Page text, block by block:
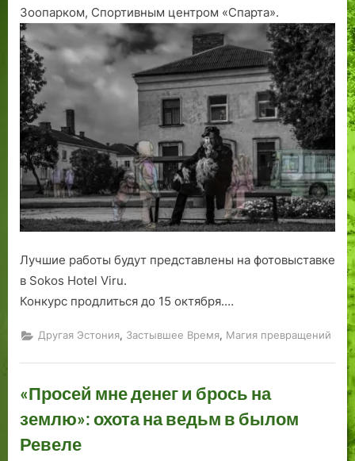
Зоопарком, Спортивным центром «Спарта».
Лучшие работы будут представлены на фотовыставке
в Sokos Hotel Viru.
Конкурс продлиться до 15 октября.…
Другая Эстония, Застывшее Время, Магия превращений
«Просей мне денег и брось на
землю»: охота на ведьм в былом
Ревеле